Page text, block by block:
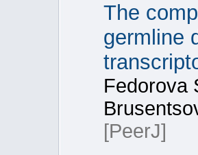
The
germline
Fedorova
[PeerJ]